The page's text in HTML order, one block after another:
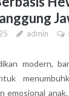
admin
modern,
emosional